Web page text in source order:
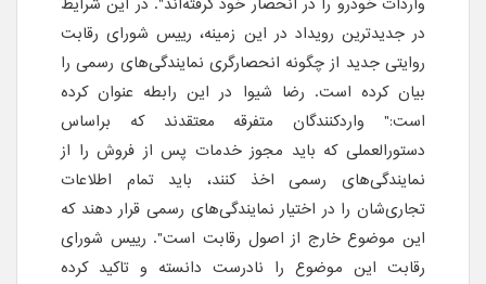
در جدیدترین رویداد در این زمینه، رییس شورای رقابت
روایتی جدید از چگونه انحصارگری نمایندگی‌های رسمی را
بیان کرده است. رضا شیوا در این رابطه عنوان کرده
است:" واردکنندگان متفرقه معتقدند که براساس
دستورالعملی که باید مجوز خدمات پس از فروش را از
نمایندگی‌های رسمی اخذ کنند، باید تمام اطلاعات
تجاری‌شان را در اختیار نمایندگی‌های رسمی قرار دهند که
این موضوع خارج از اصول رقابت است". رییس شورای
رقابت این موضوع را نادرست دانسته و تاکید کرده